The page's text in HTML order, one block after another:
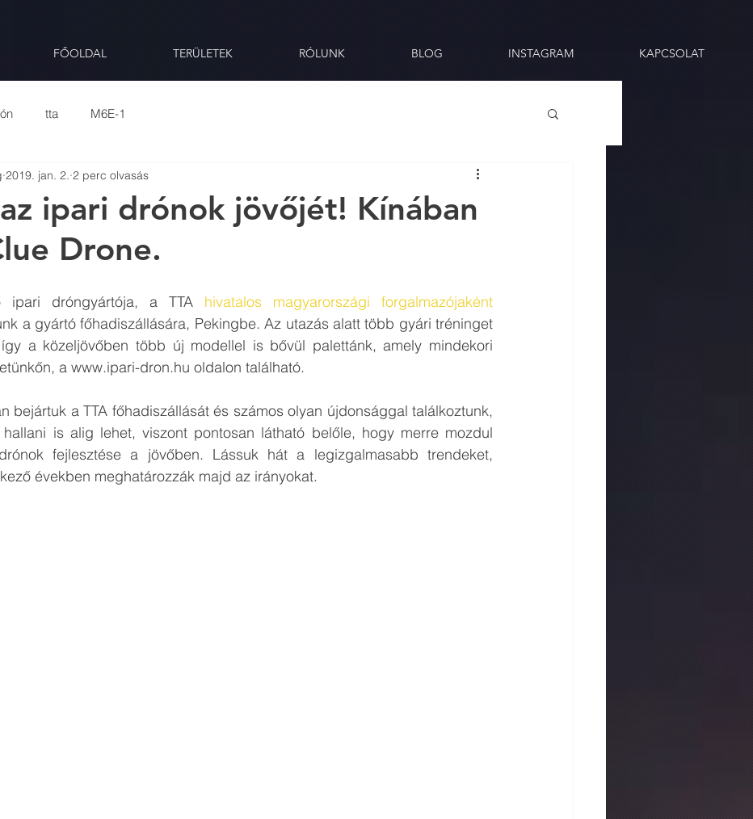
FŐOLDAL TERÜLETEK RÓLUNK BLOG INSTAGRAM KAPCSOLAT
tta M6E-1
ipari drónok jövőjét! Kínában
Drone.
2019. jan. 2. 2 perc olvasás
ipari dróngyártója, a TTA hivatalos magyarországi forgalmazójaként
a gyártó főhadiszállására, Pekingbe. Az utazás alatt több gyári tréninget
a közeljövőben több új modellel is bővül palettánk, amely mindekori
a www.ipari-dron.hu oldalon található.
bejártuk a TTA főhadiszállását és számos olyan újdonsággal találkoztunk,
is alig lehet, viszont pontosan látható belőle, hogy merre mozdul
fejlesztése a jövőben. Lássuk hát a legizgalmasabb trendeket,
években meghatározzák majd az irányokat.